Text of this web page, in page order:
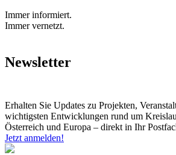
Immer informiert.
Immer vernetzt.
Newsletter
Erhalten Sie Updates zu Projekten,
wichtigsten Entwicklungen rund um
Österreich und Europa – direkt in Ihr
Jetzt anmelden!